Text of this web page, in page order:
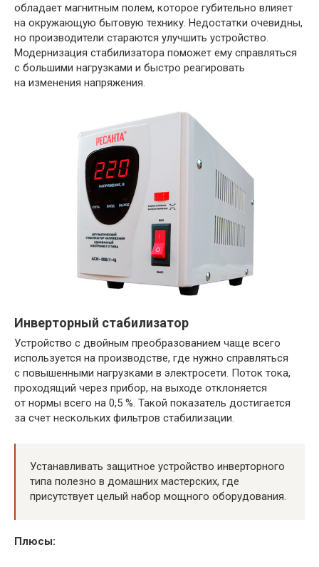
обладает магнитным полем, которое губительно влияет
на окружающую бытовую технику. Недостатки очевидны,
но производители стараются улучшить устройство.
Модернизация стабилизатора поможет ему справляться
с большими нагрузками и быстро реагировать
на изменения напряжения.
Инверторный стабилизатор
Устройство с двойным преобразованием чаще всего
используется на производстве, где нужно справляться
с повышенными нагрузками в электросети. Поток тока,
проходящий через прибор, на выходе отклоняется
от нормы всего на 0,5 %. Такой показатель достигается
за счет нескольких фильтров стабилизации.
Устанавливать защитное устройство инверторного
типа полезно в домашних мастерских, где
присутствует целый набор мощного оборудования.
Плюсы: